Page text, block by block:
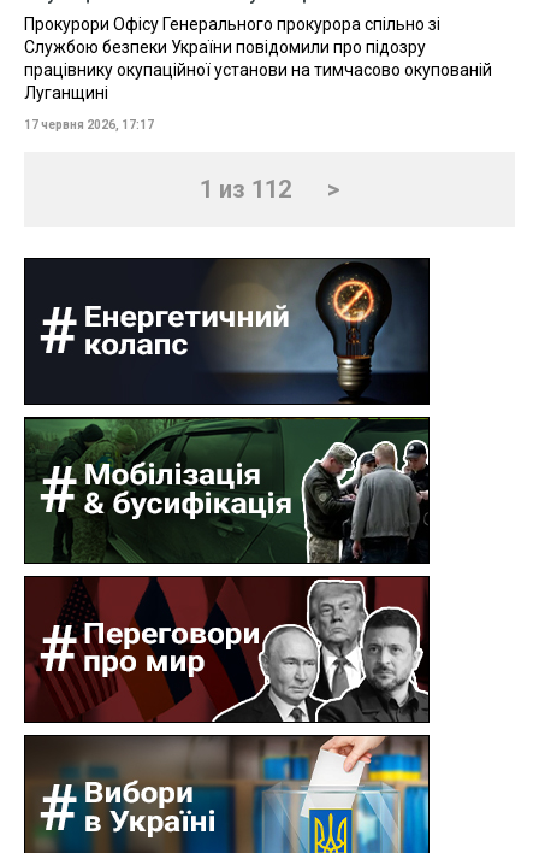
Прокурори Офісу Генерального прокурора спільно зі
Службою безпеки України повідомили про підозру
працівнику окупаційної установи на тимчасово окупованій
Луганщині
17 червня 2026, 17:17
1 из 112 >